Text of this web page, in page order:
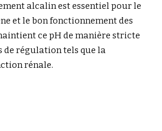
alcalin est essentiel pour le
et le bon fonctionnement des
ce pH de manière stricte
de régulation tels que la
rénale.